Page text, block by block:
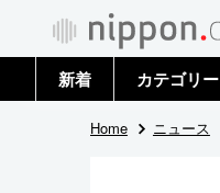
新着 カテゴリー
政治・外交
Home ニュース